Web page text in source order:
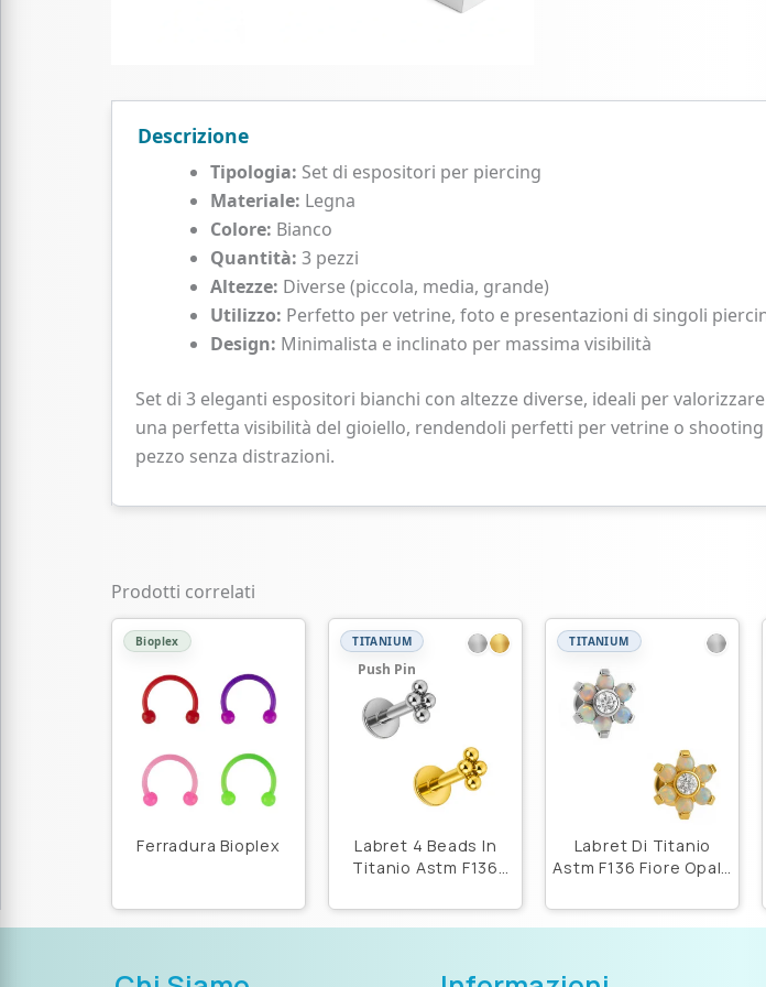
Descrizione
Tipologia: Set di espositori per piercing
Materiale: Legna
Colore: Bianco
Quantità: 3 pezzi
Altezze: Diverse (piccola, media, grande)
Utilizzo: Perfetto per vetrine, foto e presentazioni di singoli
Design: Minimalista e inclinato per massima visibilità
Set di 3 eleganti espositori bianchi con altezze diverse, ideali per
una perfetta visibilità del gioiello, rendendoli perfetti per vetrine o
pezzo senza distrazioni.
Prodotti correlati
Bioplex
Ferradura Bioplex
TITANIUM
Push Pin
Labret 4 Beads In
Titanio Astm F136
TITANIUM
Labret Di Titanio
Astm F136 Fiore Opale